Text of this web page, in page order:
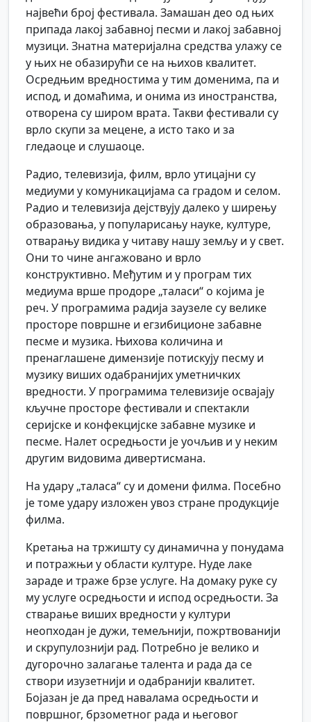
највећи број фестивала. Замашан део од њих
припада лакој забавној песми и лакој забавној
музици. Знатна материјална средства улажу се
у њих не обазирући се на њихов квалитет.
Осредњим вредностима у тим доменима, па и
испод, и домаћима, и онима из иностранства,
отворена су широм врата. Такви фестивали су
врло скупи за мецене, а исто тако и за
гледаоце и слушаоце.
Радио, телевизија, филм, врло утицајни су
медиуми у комуникацијама са градом и селом.
Радио и телевизија дејствују далеко у ширењу
образовања, у популарисању науке, културе,
отварању видика у читаву нашу земљу и у свет.
Они то чине ангажовано и врло
конструктивно. Међутим и у програм тих
медиума врше продоре „таласи“ о којима је
реч. У програмима радија заузеле су велике
просторе површне и егзибиционе забавне
песме и музика. Њихова количина и
пренаглашене димензије потискују песму и
музику виших одабранијих уметничких
вредности. У програмима телевизије освајају
кључне просторе фестивали и спектакли
серијске и конфекцијске забавне музике и
песме. Налет осредњости је уочљив и у неким
другим видовима дивертисмана.
На удару „таласа“ су и домени филма. Посебно
је томе удару изложен увоз стране продукције
филма.
Кретања на тржишту су динамична у понудама
и потражњи у области културе. Нуде лаке
зараде и траже брзе услуге. На домаку руке су
му услуге осредњости и испод осредњости. За
стварање виших вредности у култури
неопходан је дужи, темељнији, пожртвованији
и скрупулознији рад. Потребно је велико и
дугорочно залагање талента и рада да се
створи изузетнији и одабранији квалитет.
Бојазан је да пред навалама осредњости и
површног, брзометног рада и његовог